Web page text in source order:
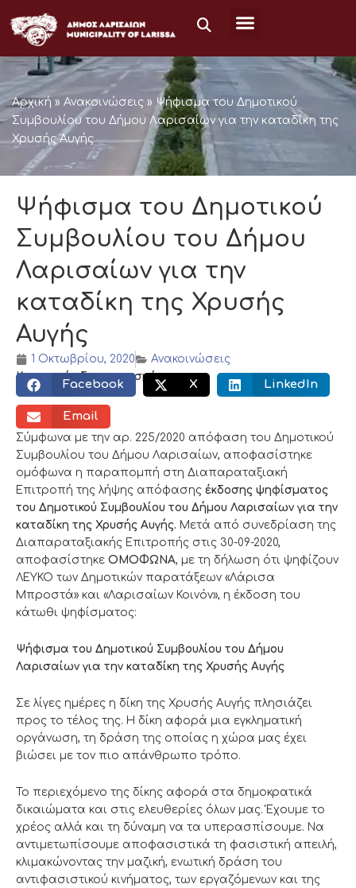
στο
περιεχόμενο
Αρχική » Ανακοινώσεις » Ψήφισμα του Δημοτικού
Συμβουλίου του Δήμου Λαρισαίων για την καταδίκη της
Χρυσής Αυγής
Ψήφισμα του Δημοτικού
Συμβουλίου του Δήμου
Λαρισαίων για την
καταδίκη της Χρυσής
Αυγής
1 Οκτωβρίου, 2020
Ανακοινώσεις
Κοινωνικός διαμοιρασμός:
Facebook X LinkedIn
Email
Σύμφωνα με την αρ. 225/2020 απόφαση του Δημοτικού
Συμβουλίου του Δήμου Λαρισαίων, αποφασίστηκε
ομόφωνα η παραπομπή στη Διαπαραταξιακή
Επιτροπή της λήψης απόφασης έκδοσης ψηφίσματος
του Δημοτικού Συμβουλίου του Δήμου Λαρισαίων για την
καταδίκη της Χρυσής Αυγής. Μετά από συνεδρίαση της
Διαπαραταξιακής Επιτροπής στις 30-09-2020,
αποφασίστηκε ΟΜΟΦΩΝΑ, με τη δήλωση ότι ψηφίζουν
ΛΕΥΚΟ των Δημοτικών παρατάξεων «Λάρισα
Μπροστά» και «Λαρισαίων Κοινόν», η έκδοση του
κάτωθι ψηφίσματος:
Ψήφισμα του Δημοτικού Συμβουλίου του Δήμου
Λαρισαίων για την καταδίκη της Χρυσής Αυγής
Σε λίγες ημέρες η δίκη της Χρυσής Αυγής πλησιάζει
προς το τέλος της. Η δίκη αφορά μια εγκληματική
οργάνωση, τη δράση της οποίας η χώρα μας έχει
βιώσει με τον πιο απάνθρωπο τρόπο.
Το περιεχόμενο της δίκης αφορά στα δημοκρατικά
δικαιώματα και στις ελευθερίες όλων μας. Έχουμε το
χρέος αλλά και τη δύναμη να τα υπερασπίσουμε. Να
αντιμετωπίσουμε αποφασιστικά τη φασιστική απειλή,
κλιμακώνοντας την μαζική, ενωτική δράση του
αντιφασιστικού κινήματος, των εργαζόμενων και της